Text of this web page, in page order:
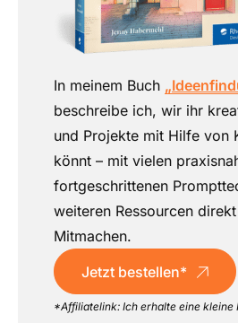
In meinem Buch
beschreibe ich, wir ihr
und Projekte mit Hilfe von
könnt – mit vielen
fortgeschrittenen
weiteren Ressourcen
Mitmachen.
Jetzt bestellen*
*Affiliatelink: Ich erhalte eine kleine